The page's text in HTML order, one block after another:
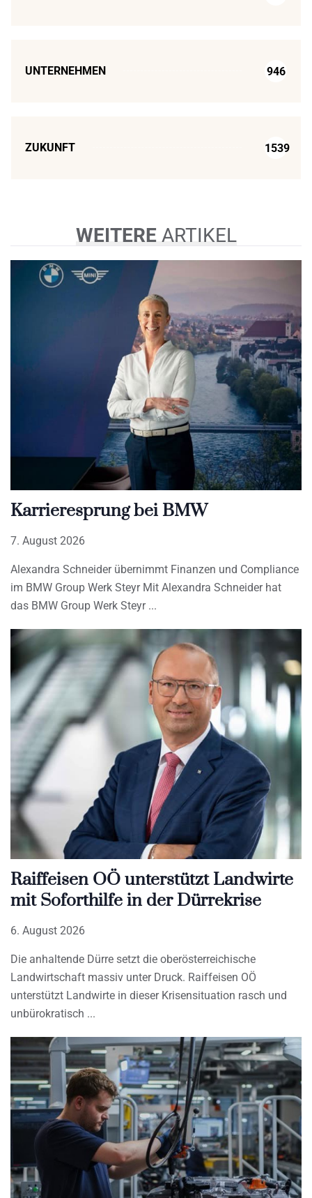
UNTERNEHMEN 946
ZUKUNFT 1539
WEITEREARTIKEL
Karrieresprung bei BMW
7. August 2026
Alexandra Schneider übernimmt Finanzen und Compliance
im BMW Group Werk Steyr Mit Alexandra Schneider hat
das BMW Group Werk Steyr
Raiffeisen OÖ unterstützt Landwirte
mit Soforthilfe in der Dürrekrise
6. August 2026
Die anhaltende Dürre setzt die oberösterreichische
Landwirtschaft massiv unter Druck. Raiffeisen OÖ
unterstützt Landwirte in dieser Krisensituation rasch und
unbürokratisch